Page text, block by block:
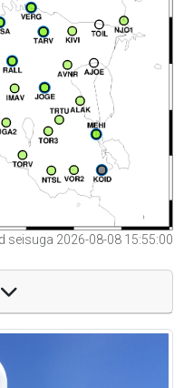
seisuga 2026-08-08 15:55:00